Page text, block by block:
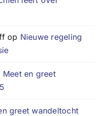
op Nieuwe regeling
Meet en greet
greet wandeltocht